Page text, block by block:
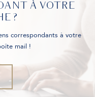
À VOTRE
?
correspondants à votre
mail !